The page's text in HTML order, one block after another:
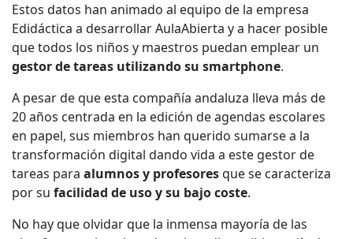
Estos datos han animado al equipo de la empresa
Edidáctica a desarrollar AulaAbierta y a hacer posible
que todos los niños y maestros puedan emplear un
gestor de tareas utilizando su smartphone.
A pesar de que esta compañía andaluza lleva más de
20 años centrada en la edición de agendas escolares
en papel, sus miembros han querido sumarse a la
transformación digital dando vida a este gestor de
tareas para alumnos y profesoresque se caracteriza
por su facilidad de uso y su bajo coste.
No hay que olvidar que la inmensa mayoría de las